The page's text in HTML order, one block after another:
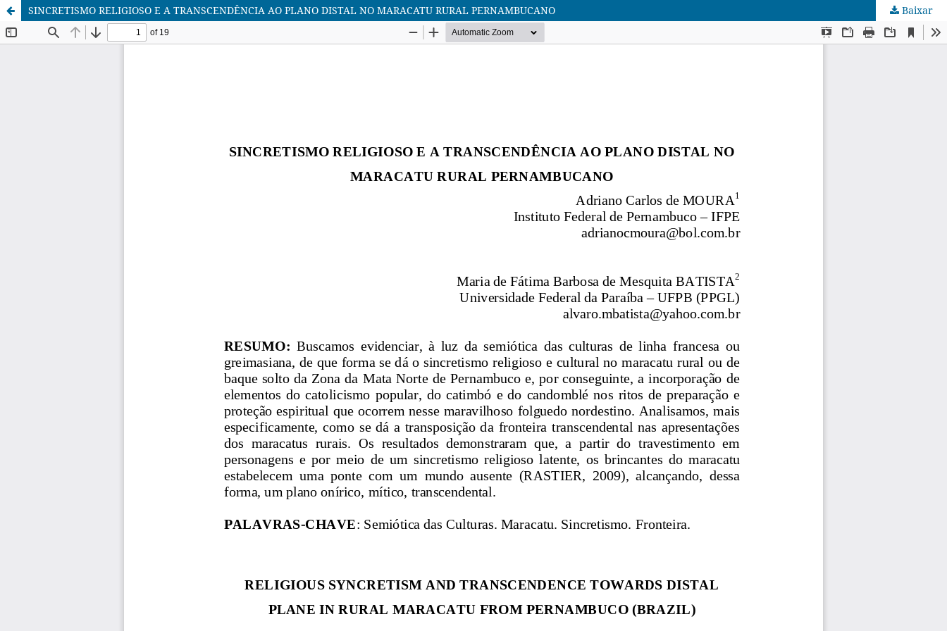
SINCRETISMO RELIGIOSO E A TRANSCENDÊNCIA AO PLANO DISTAL NO MARACATU RURAL PERNAMBUCANO Baixar